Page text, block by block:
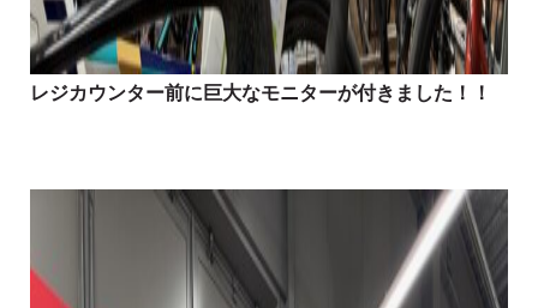
レジカウンター前に巨大なモニターが付きました！！